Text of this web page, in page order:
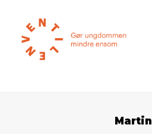
Martin